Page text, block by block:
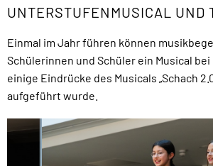
UNTERSTUFENMUSICAL UND
Einmal im Jahr führen können
Schülerinnen und Schüler ein Musical
einige Eindrücke des Musicals „Schach
aufgeführt wurde.